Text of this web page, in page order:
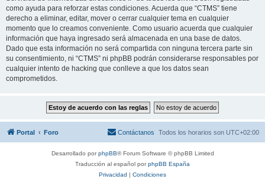
como ayuda para reforzar estas condiciones. Acuerda que “CTMS” tiene
derecho a eliminar, editar, mover o cerrar cualquier tema en cualquier
momento que lo creamos conveniente. Como usuario acuerda que cualquier
información que haya ingresado será almacenada en una base de datos.
Dado que esta información no será compartida con ninguna tercera parte sin
su consentimiento, ni “CTMS” ni phpBB podrán considerarse responsables por
cualquier intento de hacking que conlleve a que los datos sean
comprometidos.
Portal Foro Todos los horarios son UTC+02:00
Contáctanos
Desarrollado porphpBB® Forum Software © phpBB Limited
Traducción al español porphpBB España
Privacidad | Condiciones